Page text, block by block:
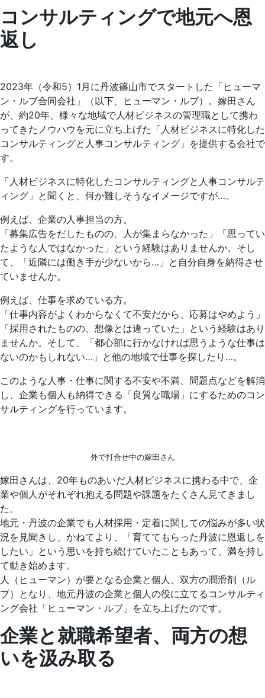
コンサルティングで地元へ恩
返し
2023年（令和5）1月に丹波篠山市でスタートした「ヒューマ
ン・ルブ合同会社」（以下、ヒューマン・ルブ）。嫁田さん
が、約20年、様々な地域で人材ビジネスの管理職として携わ
ってきたノウハウを元に立ち上げた「人材ビジネスに特化した
コンサルティングと人事コンサルティング」を提供する会社で
す。
「人材ビジネスに特化したコンサルティングと人事コンサルテ
ィング」と聞くと、何か難しそうなイメージですが…。
例えば、企業の人事担当の方。
「募集広告をだしたものの、人が集まらなかった」「思ってい
たような人ではなかった」という経験はありませんか。そし
て、「近隣には働き手が少ないから…」と自分自身を納得させ
ていませんか。
例えば、仕事を求めている方。
「仕事内容がよくわからなくて不安だから、応募はやめよう」
「採用されたものの、想像とは違っていた」という経験はあり
ませんか。そして、「都心部に行かなければ思うような仕事は
ないのかもしれない…」と他の地域で仕事を探したり…。
このような人事・仕事に関する不安や不満、問題点などを解消
し、企業も個人も納得できる「良質な職場」にするためのコン
サルティングを行っています。
外で打合せ中の嫁田さん
嫁田さんは、20年ものあいだ人材ビジネスに携わる中で、企
業や個人がそれぞれ抱える問題や課題をたくさん見てきまし
た。
地元・丹波の企業でも人材採用・定着に関しての悩みが多い状
況を見聞きし、かねてより、「育ててもらった丹波に恩返しを
したい」という思いを持ち続けていたこともあって、満を持し
て動き始めます。
人（ヒューマン）が要となる企業と個人、双方の潤滑剤（ル
ブ）となり、地元丹波の企業と個人の役に立てるコンサルティ
ング会社「ヒューマン・ルブ」を立ち上げたのです。
企業と就職希望者、両方の想
いを汲み取る